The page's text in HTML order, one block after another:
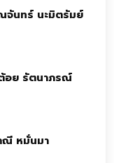
นทร์ นะมิตรัมย์
ย รัตนาภรณ์
หมั่นมา